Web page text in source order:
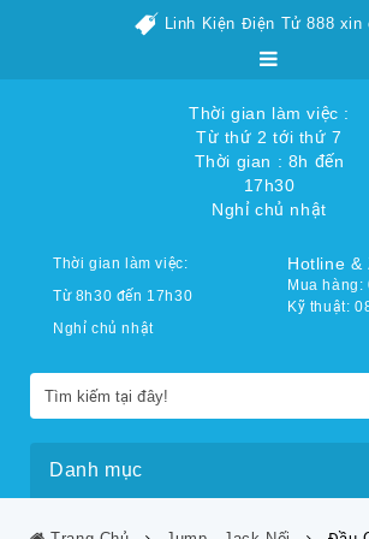
Linh Kiện Điện Tử 888 xin
Thời gian làm việc :
Từ thứ 2 tới thứ 7
Thời gian : 8h đến
17h30
Nghỉ chủ nhật
Thời gian làm việc:
Từ 8h30 đến 17h30
Nghỉ chủ nhật
Hotline &
Mua hàng:
Kỹ thuật:
Danh mục